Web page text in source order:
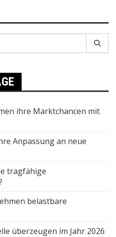
ihre Marktchancen mit
Anpassung an neue
tragfähige
belastbare
überzeugen im Jahr 2026